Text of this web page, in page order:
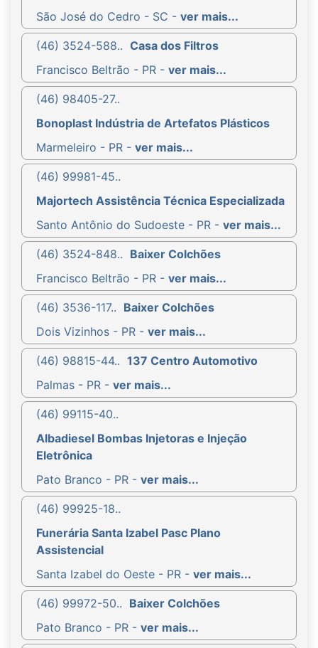
São José do Cedro - SC - ver mais...
(46) 3524-588.. Casa dos Filtros
Francisco Beltrão - PR - ver mais...
(46) 98405-27..
Bonoplast Indústria de Artefatos Plásticos
Marmeleiro - PR - ver mais...
(46) 99981-45..
Majortech Assistência Técnica Especializada
Santo Antônio do Sudoeste - PR - ver mais...
(46) 3524-848.. Baixer Colchões
Francisco Beltrão - PR - ver mais...
(46) 3536-117.. Baixer Colchões
Dois Vizinhos - PR - ver mais...
(46) 98815-44.. 137 Centro Automotivo
Palmas - PR - ver mais...
(46) 99115-40..
Albadiesel Bombas Injetoras e Injeção
Eletrônica
Pato Branco - PR - ver mais...
(46) 99925-18..
Funerária Santa Izabel Pasc Plano
Assistencial
Santa Izabel do Oeste - PR - ver mais...
(46) 99972-50.. Baixer Colchões
Pato Branco - PR - ver mais...